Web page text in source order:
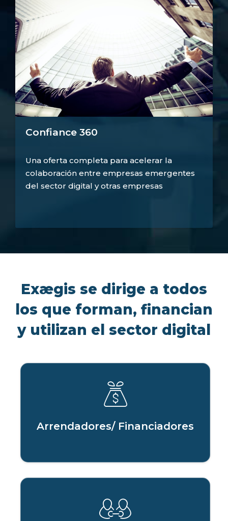
Confiance 360
Una oferta completa para acelerar la
colaboración entre empresas emergentes
del sector digital y otras empresas
Exægis se dirige a todos
los que forman, financian
y utilizan el sector digital
Arrendadores/ Financiadores